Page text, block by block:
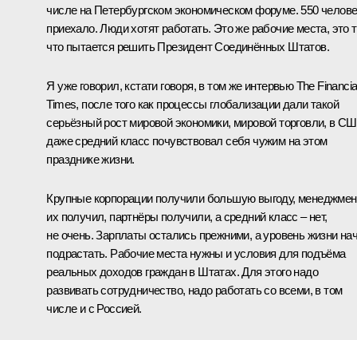
числе на Петербургском экономическом форуме. 550
приехало. Люди хотят работать. Это же рабочие места, это
что пытается решить Президент Соединённых Штатов.
Я уже говорил, кстати говоря, в том же интервью The
Times, после того как процессы глобализации дали такой
серьёзный рост мировой экономики, мировой торговли, в
даже средний класс почувствовал себя чужим на этом
празднике жизни.
Крупные корпорации получили большую выгоду,
их получил, партнёры получили, а средний класс – нет,
не очень. Зарплаты остались прежними, а уровень жизни
подрастать. Рабочие места нужны и условия для подъёма
реальных доходов граждан в Штатах. Для этого надо
развивать сотрудничество, надо работать со всеми, в том
числе и с Россией.